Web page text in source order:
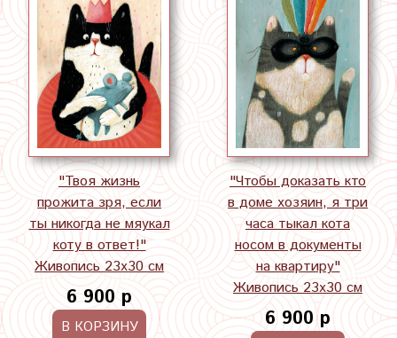
"Твоя жизнь
прожита зря, если
ты никогда не мяукал
коту в ответ!"
Живопись 23х30 см
6 900 р
В КОРЗИНУ
"Чтобы доказать кто
в доме хозяин, я три
часа тыкал кота
носом в документы
на квартиру"
Живопись 23х30 см
6 900 р